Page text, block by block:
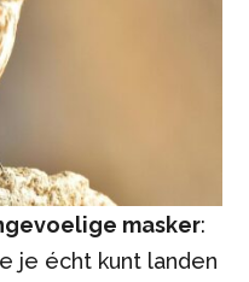
masker:
je écht kunt landen